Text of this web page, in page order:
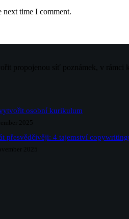
next time I comment.
propojenou síť poznámek, v
osobní kurikulum
2025
přesvědčivěji: 4 tajemství
2025